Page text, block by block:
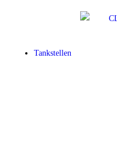
Tankstellen